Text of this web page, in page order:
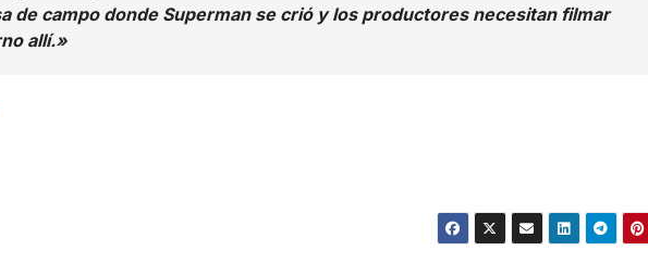
de campo donde Superman se crió y los productores necesitan filmar
allí.»